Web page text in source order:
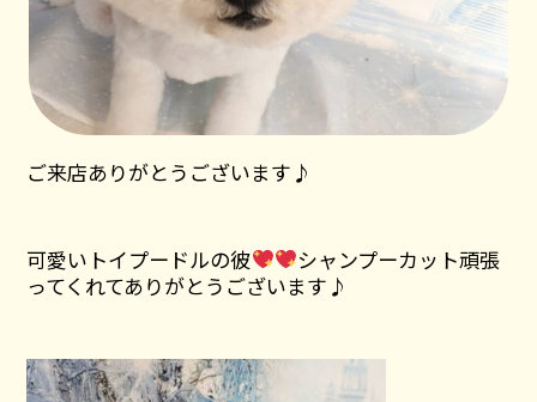
ご来店ありがとうございます♪
可愛いトイプードルの彼
シャンプーカット頑張
ってくれてありがとうございます♪